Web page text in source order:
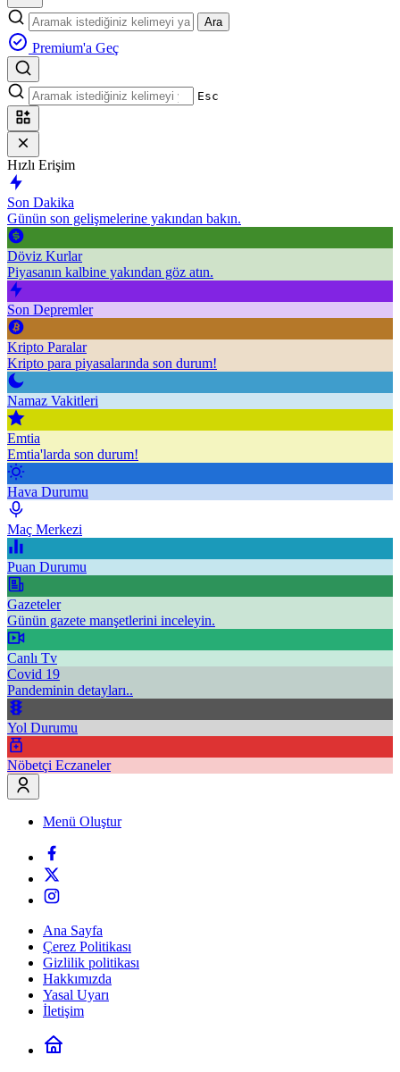
Ara
Premium'a Geç
Esc
Hızlı Erişim
Son Dakika
Günün son gelişmelerine yakından bakın.
Döviz Kurlar
Piyasanın kalbine yakından göz atın.
Son Depremler
Kripto Paralar
Kripto para piyasalarında son durum!
Namaz Vakitleri
Emtia
Emtia'larda son durum!
Hava Durumu
Maç Merkezi
Puan Durumu
Gazeteler
Günün gazete manşetlerini inceleyin.
Canlı Tv
Covid 19
Pandeminin detayları..
Yol Durumu
Nöbetçi Eczaneler
Menü Oluştur
Ana Sayfa
Çerez Politikası
Gizlilik politikası
Hakkımızda
Yasal Uyarı
İletişim